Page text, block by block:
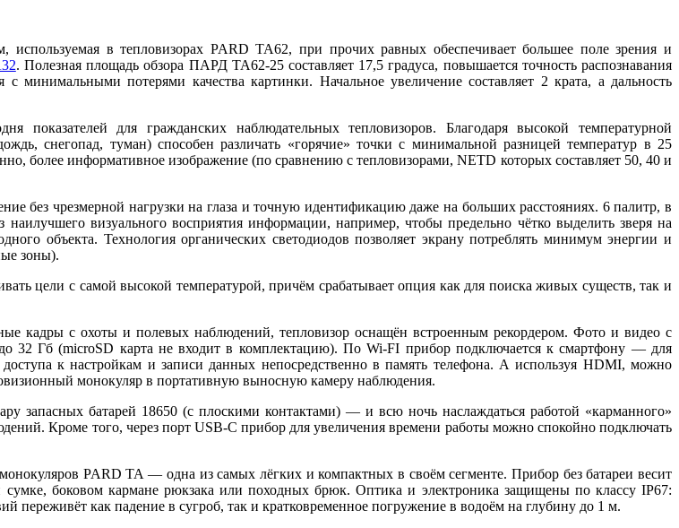
в тепловизорах PARD TA62, при прочих равных обеспечивает большее поле зрения и
. Полезная площадь обзора ПАРД ТА62-25 составляет 17,5 градуса, повышается точность распознавания
потерями качества картинки. Начальное увеличение составляет 2 крата, а дальность
для гражданских наблюдательных тепловизоров. Благодаря высокой температурной
снегопад, туман) способен различать «горячие» точки с минимальной разницей температур в 25
более информативное изображение (по сравнению с тепловизорами, NETD которых составляет 50, 40 и
без чрезмерной нагрузки на глаза и точную идентификацию даже на больших расстояниях. 6 палитр, в
визуального восприятия информации, например, чтобы предельно чётко выделить зверя на
объекта. Технология органических светодиодов позволяет экрану потреблять минимум энергии и
зоны).
цели с самой высокой температурой, причём срабатывает опция как для поиска живых существ, так и
кадры с охоты и полевых наблюдений, тепловизор оснащён встроенным рекордером. Фото и видео с
32 Гб (microSD карта не входит в комплектацию). По Wi-FI прибор подключается к смартфону — для
к настройкам и записи данных непосредственно в память телефона. А используя HDMI, можно
монокуляр в портативную выносную камеру наблюдения.
запасных батарей 18650 (с плоскими контактами) — и всю ночь наслаждаться работой «карманного»
Кроме того, через порт USB-C прибор для увеличения времени работы можно спокойно подключать
PARD TA — одна из самых лёгких и компактных в своём сегменте. Прибор без батареи весит
боковом кармане рюкзака или походных брюк. Оптика и электроника защищены по классу IP67:
переживёт как падение в сугроб, так и кратковременное погружение в водоём на глубину до 1 м.